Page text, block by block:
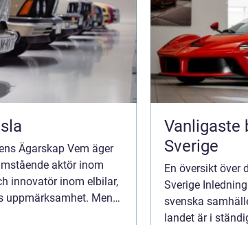
Ägarskap Vem äger
aktör inom
innovatör inom elbilar,
uppmärksamhet. Men
Vanligaste
Sverige
En översikt över
Sverige
svenska
landet är i